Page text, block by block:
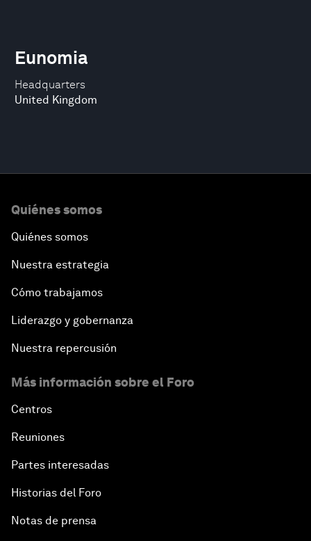
Headquarters
United Kingdom
Eunomia
Quiénes somos
Quiénes somos
Nuestra estrategia
Cómo trabajamos
Liderazgo y gobernanza
Nuestra repercusión
Más información sobre el Foro
Centros
Reuniones
Partes interesadas
Historias del Foro
Notas de prensa